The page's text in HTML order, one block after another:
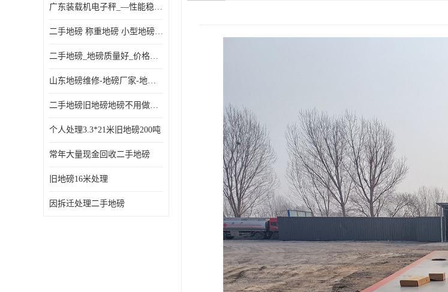
广东装载机电子秤_—性能稳定—操作简单—品质可靠
二手地磅 称重地磅 小型地磅 一百吨地磅
二手地磅_地磅质量好_价格便宜这里找【地磅行家】
山东地磅维修-地磅厂家-地磅价格-二手地磅
二手地磅旧地磅地磅不用做地基
个人处理3.3*21米旧地磅200吨
常年大量现金回收二手地磅
旧地磅16米处理
因拆迁处理二手地磅